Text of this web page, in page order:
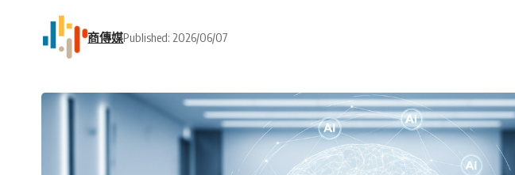
商傳媒Published: 2026/06/07